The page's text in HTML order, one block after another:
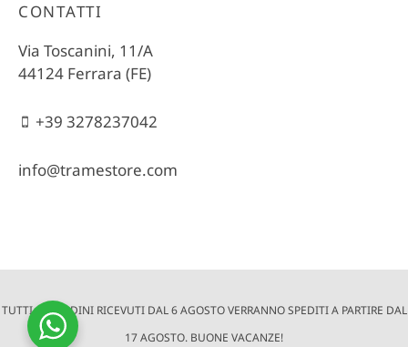
TUTTI GLI ORDINI RICEVUTI DAL 6 AGOSTO VERRANNO SPEDITI A PARTIRE DAL
17 AGOSTO. BUONE VACANZE!
CONTATTI
Via Toscanini, 11/A
44124 Ferrara (FE)
+39 3278237042
info@tramestore.com
© 2022 Trame Store è un progetto di altraQualità | Via Toscanini,
11/A - 44124 Ferrara (FE) | P.Iva e Cod. Fisc. 01572390381 |